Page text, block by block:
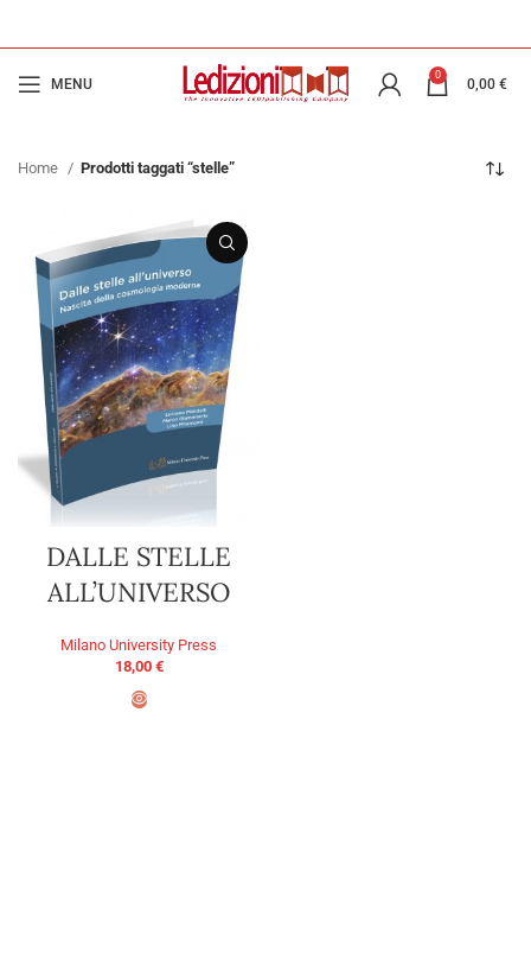
MENU
0
0,00 €
Home Prodotti taggati “stelle”
DALLE STELLE
ALL’UNIVERSO
Milano University Press
18,00 €